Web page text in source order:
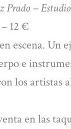
Prado –
12 €
escena. Un
e
los artistas
en las